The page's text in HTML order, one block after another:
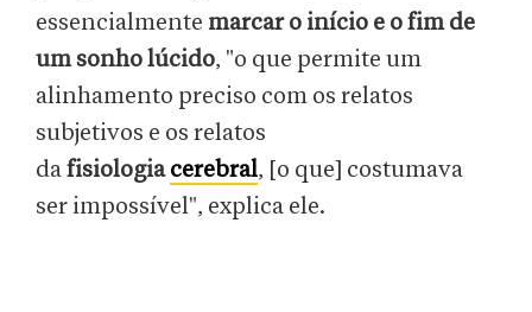
essencialmente marcar o início e o fim de
um sonho lúcido, "o que permite um
alinhamento preciso com os relatos
subjetivos e os relatos
dafisiologiacerebral, [o que] costumava
ser impossível", explica ele.